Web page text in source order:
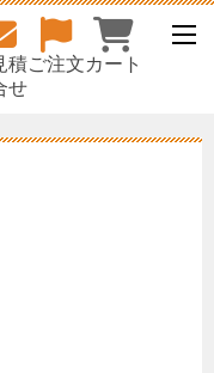
積
せ
ご注文カート